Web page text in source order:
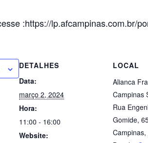
:https://lp.afcampinas.com.br/
DETALHES
Data:
março 2, 2024
Hora:
11:00 - 16:00
Website:
LOCAL
Alianca
Campinas
Rua
Gomide,
Campinas,